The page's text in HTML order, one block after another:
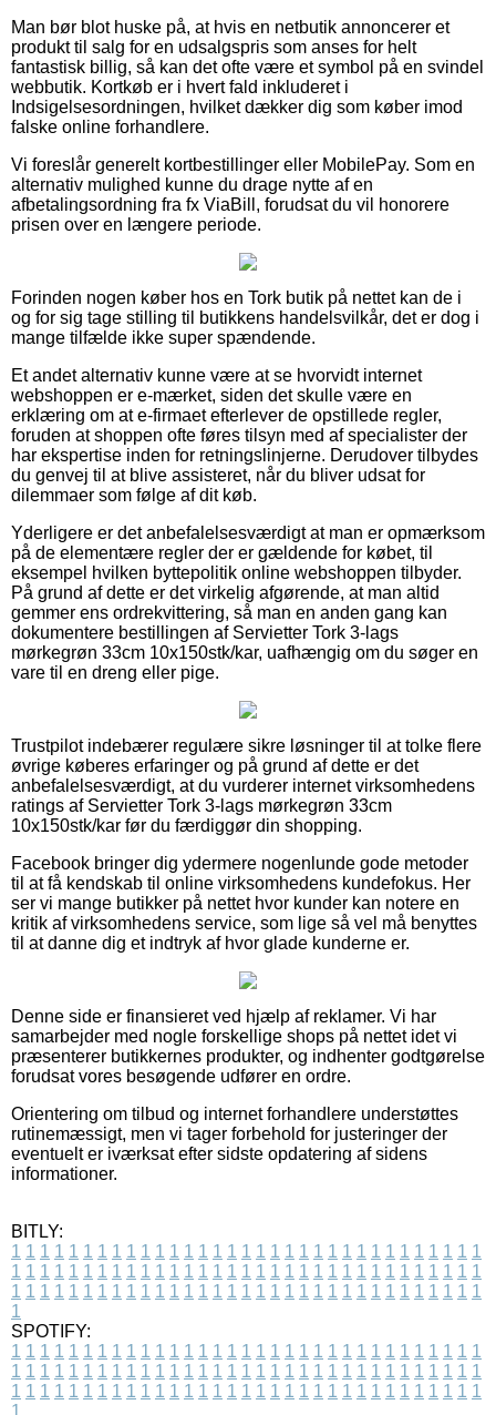
Man bør blot huske på, at hvis en netbutik annoncerer et
produkt til salg for en udsalgspris som anses for helt
fantastisk billig, så kan det ofte være et symbol på en svindel
webbutik. Kortkøb er i hvert fald inkluderet i
Indsigelsesordningen, hvilket dækker dig som køber imod
falske online forhandlere.
Vi foreslår generelt kortbestillinger eller MobilePay. Som en
alternativ mulighed kunne du drage nytte af en
afbetalingsordning fra fx ViaBill, forudsat du vil honorere
prisen over en længere periode.
Forinden nogen køber hos en Tork butik på nettet kan de i
og for sig tage stilling til butikkens handelsvilkår, det er dog i
mange tilfælde ikke super spændende.
Et andet alternativ kunne være at se hvorvidt internet
webshoppen er e-mærket, siden det skulle være en
erklæring om at e-firmaet efterlever de opstillede regler,
foruden at shoppen ofte føres tilsyn med af specialister der
har ekspertise inden for retningslinjerne. Derudover tilbydes
du genvej til at blive assisteret, når du bliver udsat for
dilemmaer som følge af dit køb.
Yderligere er det anbefalelsesværdigt at man er opmærksom
på de elementære regler der er gældende for købet, til
eksempel hvilken byttepolitik online webshoppen tilbyder.
På grund af dette er det virkelig afgørende, at man altid
gemmer ens ordrekvittering, så man en anden gang kan
dokumentere bestillingen af Servietter Tork 3-lags
mørkegrøn 33cm 10x150stk/kar, uafhængig om du søger en
vare til en dreng eller pige.
Trustpilot indebærer regulære sikre løsninger til at tolke flere
øvrige køberes erfaringer og på grund af dette er det
anbefalelsesværdigt, at du vurderer internet virksomhedens
ratings af Servietter Tork 3-lags mørkegrøn 33cm
10x150stk/kar før du færdiggør din shopping.
Facebook bringer dig ydermere nogenlunde gode metoder
til at få kendskab til online virksomhedens kundefokus. Her
ser vi mange butikker på nettet hvor kunder kan notere en
kritik af virksomhedens service, som lige så vel må benyttes
til at danne dig et indtryk af hvor glade kunderne er.
Denne side er finansieret ved hjælp af reklamer. Vi har
samarbejder med nogle forskellige shops på nettet idet vi
præsenterer butikkernes produkter, og indhenter godtgørelse
forudsat vores besøgende udfører en ordre.
Orientering om tilbud og internet forhandlere understøttes
rutinemæssigt, men vi tager forbehold for justeringer der
eventuelt er iværksat efter sidste opdatering af sidens
informationer.
BITLY:
1 1 1 1 1 1 1 1 1 1 1 1 1 1 1 1 1 1 1 1 1 1 1 1 1 1 1 1 1 1 1 1 1
1 1 1 1 1 1 1 1 1 1 1 1 1 1 1 1 1 1 1 1 1 1 1 1 1 1 1 1 1 1 1 1 1
1 1 1 1 1 1 1 1 1 1 1 1 1 1 1 1 1 1 1 1 1 1 1 1 1 1 1 1 1 1 1 1 1
1
SPOTIFY:
1 1 1 1 1 1 1 1 1 1 1 1 1 1 1 1 1 1 1 1 1 1 1 1 1 1 1 1 1 1 1 1 1
1 1 1 1 1 1 1 1 1 1 1 1 1 1 1 1 1 1 1 1 1 1 1 1 1 1 1 1 1 1 1 1 1
1 1 1 1 1 1 1 1 1 1 1 1 1 1 1 1 1 1 1 1 1 1 1 1 1 1 1 1 1 1 1 1 1
1